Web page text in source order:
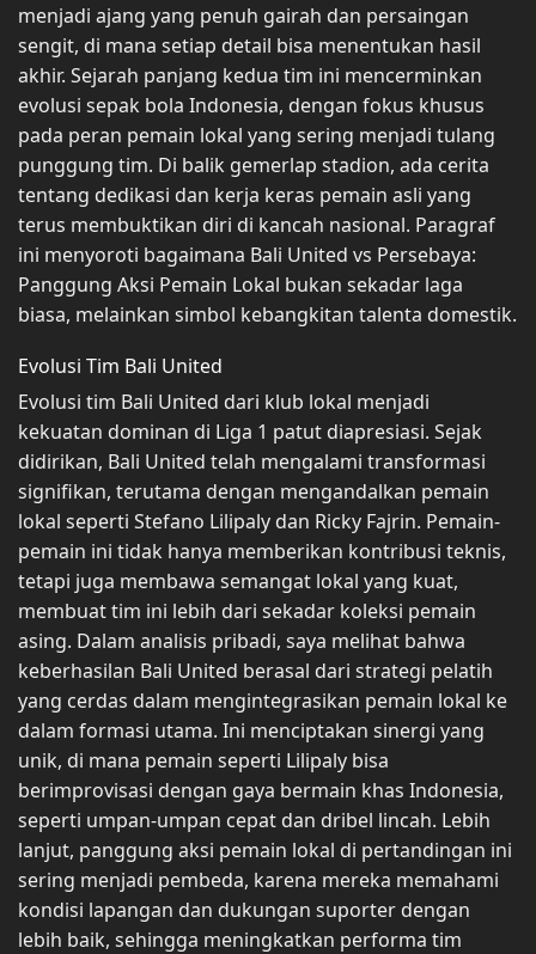
menjadi ajang yang penuh gairah dan persaingan
sengit, di mana setiap detail bisa menentukan hasil
akhir. Sejarah panjang kedua tim ini mencerminkan
evolusi sepak bola Indonesia, dengan fokus khusus
pada peran pemain lokal yang sering menjadi tulang
punggung tim. Di balik gemerlap stadion, ada cerita
tentang dedikasi dan kerja keras pemain asli yang
terus membuktikan diri di kancah nasional. Paragraf
ini menyoroti bagaimana Bali United vs Persebaya:
Panggung Aksi Pemain Lokal bukan sekadar laga
biasa, melainkan simbol kebangkitan talenta domestik.
Evolusi Tim Bali United
Evolusi tim Bali United dari klub lokal menjadi
kekuatan dominan di Liga 1 patut diapresiasi. Sejak
didirikan, Bali United telah mengalami transformasi
signifikan, terutama dengan mengandalkan pemain
lokal seperti Stefano Lilipaly dan Ricky Fajrin. Pemain-
pemain ini tidak hanya memberikan kontribusi teknis,
tetapi juga membawa semangat lokal yang kuat,
membuat tim ini lebih dari sekadar koleksi pemain
asing. Dalam analisis pribadi, saya melihat bahwa
keberhasilan Bali United berasal dari strategi pelatih
yang cerdas dalam mengintegrasikan pemain lokal ke
dalam formasi utama. Ini menciptakan sinergi yang
unik, di mana pemain seperti Lilipaly bisa
berimprovisasi dengan gaya bermain khas Indonesia,
seperti umpan-umpan cepat dan dribel lincah. Lebih
lanjut, panggung aksi pemain lokal di pertandingan ini
sering menjadi pembeda, karena mereka memahami
kondisi lapangan dan dukungan suporter dengan
lebih baik, sehingga meningkatkan performa tim